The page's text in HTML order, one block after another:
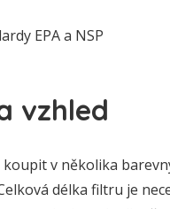
EPA a NSP
vzhled
v několika
délka filtru je